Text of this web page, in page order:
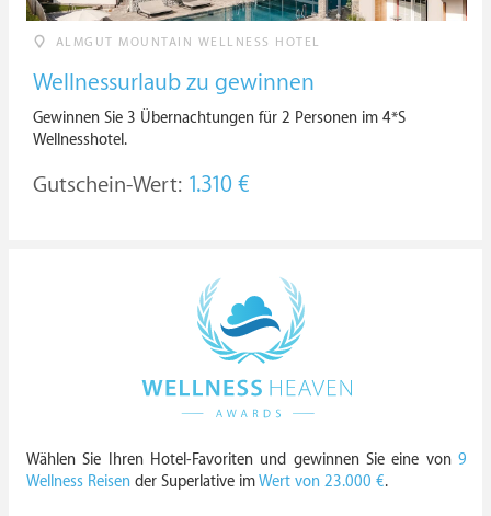
ALMGUT MOUNTAIN WELLNESS HOTEL
Wellnessurlaub zu gewinnen
Gewinnen Sie 3 Übernachtungen für 2 Personen im 4*S
Wellnesshotel.
Gutschein-Wert: 1.310 €
Wählen Sie Ihren Hotel-Favoriten und gewinnen Sie eine von 9
Wellness Reisen der Superlative imWert von 23.000 €.